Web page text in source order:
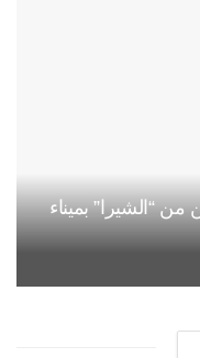
“الشيرا” بميناء